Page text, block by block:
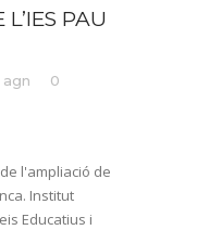
PAU
agn
0
l'ampliació de
Institut
Educatius i